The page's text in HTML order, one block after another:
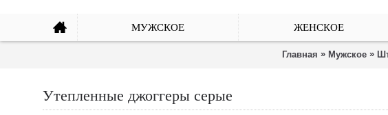
МУЖСКОЕ ЖЕНСКОЕ
Главная » Мужское »
Утепленные джоггеры серые